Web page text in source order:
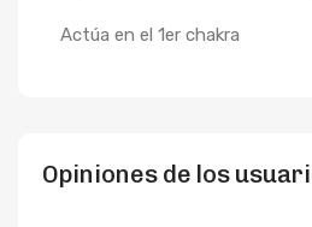
Actúa en el 1er chakra
Opiniones de los